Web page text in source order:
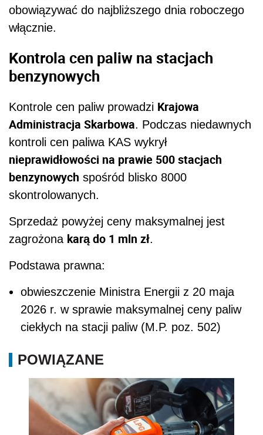
obowiązywać do najbliższego dnia roboczego
włącznie.
Kontrola cen paliw na stacjach
benzynowych
Kontrole cen paliw prowadzi Krajowa
Administracja Skarbowa. Podczas niedawnych
kontroli cen paliwa KAS wykrył
nieprawidłowości na prawie 500 stacjach
benzynowych spośród blisko 8000
skontrolowanych.
Sprzedaż powyżej ceny maksymalnej jest
zagrożona karą do 1 mln zł.
Podstawa prawna:
obwieszczenie Ministra Energii z 20 maja
2026 r. w sprawie maksymalnej ceny paliw
ciekłych na stacji paliw (M.P. poz. 502)
POWIĄZANE